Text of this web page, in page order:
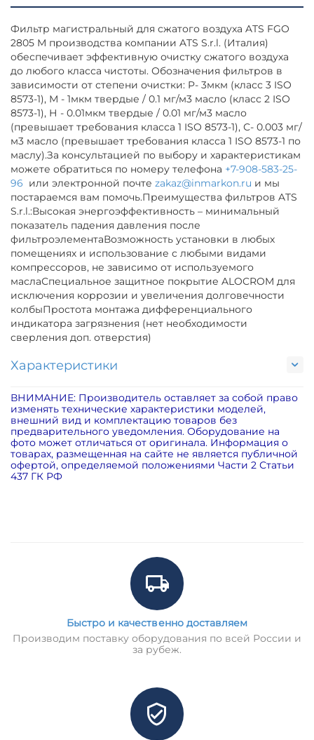
Фильтр магистральный для сжатого воздуха ATS FGO
2805 М производства компании ATS S.r.l. (Италия)
обеспечивает эффективную очистку сжатого воздуха
до любого класса чистоты. Обозначения фильтров в
зависимости от степени очистки: P- 3мкм (класс 3 ISO
8573-1), М - 1мкм твердые / 0.1 мг/м3 масло (класс 2 ISO
8573-1), Н - 0.01мкм твердые / 0.01 мг/м3 масло
(превышает требования класса 1 ISO 8573-1), С- 0.003 мг/
м3 масло (превышает требования класса 1 ISO 8573-1 по
маслу).За консультацией по выбору и характеристикам
можете обратиться по номеру телефона +7-908-583-25-
96 или электронной почтеzakaz@inmarkon.ru и мы
постараемся вам помочь.Преимущества фильтров ATS
S.r.l.:Высокая энергоэффективность – минимальный
показатель падения давления после
фильтроэлементаВозможность установки в любых
помещениях и использование с любыми видами
компрессоров, не зависимо от используемого
маслаСпециальное защитное покрытие ALOCROM для
исключения коррозии и увеличения долговечности
колбыПростота монтажа дифференциального
индикатора загрязнения (нет необходимости
сверления доп. отверстия)
Характеристики
ВНИМАНИЕ: Производитель оставляет за собой право
изменять технические характеристики моделей,
внешний вид и комплектацию товаров без
предварительного уведомления. Оборудование на
фото может отличаться от оригинала. Информация о
товарах, размещенная на сайте не является публичной
офертой, определяемой положениями Части 2 Статьи
437 ГК РФ
Быстро и качественно доставляем
Производим поставку оборудования по всей России и
за рубеж.